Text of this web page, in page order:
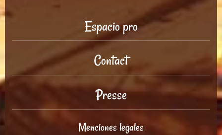
Espacio pro
Contact
Presse
Menciones legales